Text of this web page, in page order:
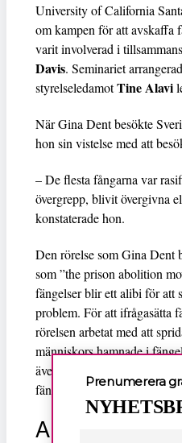
University of California
om kampen för att avskaffa
varit involverad i
Davis. Seminariet
styrelseledamotTine Alavi
När Gina Dent besökte
hon sin vistelse med att
– De flesta fångarna var
övergrepp, blivit övergivna
konstaterade hon.
Den rörelse som Gina Dent
som ”the prison abolition
fängelser blir ett alibi för att
problem. För att ifrågasätta
rörelsen arbetat med att
människors hamnade i
även drivit kampanjer för
fängelser.
Alternativa
Prenumerera